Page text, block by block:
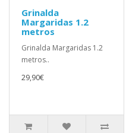
Grinalda
Margaridas 1.2
metros
Grinalda Margaridas 1.2
metros..
29,90€